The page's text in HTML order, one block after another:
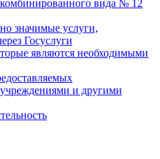
вида № 12
значимые услуги,
Госуслуги
являются необходимыми
и другими